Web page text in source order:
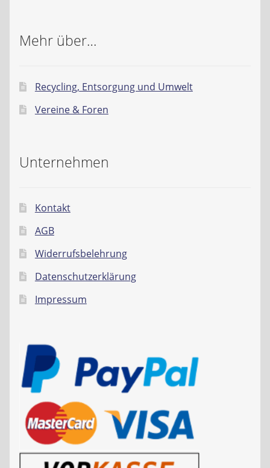
Mehr über…
Recycling, Entsorgung und Umwelt
Vereine & Foren
Unternehmen
Kontakt
AGB
Widerrufsbelehrung
Datenschutzerklärung
Impressum